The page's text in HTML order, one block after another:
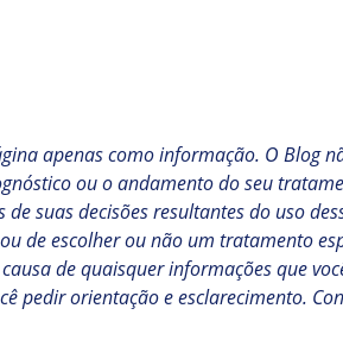
apenas como informação. O Blog
ou o andamento do seu
suas decisões resultantes do uso
de escolher ou não um tratamento
de quaisquer informações que
pedir orientação e esclarecimento.